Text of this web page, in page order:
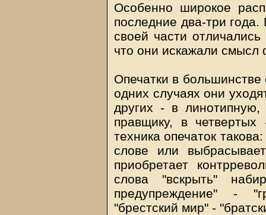
Особенно широкое
последние два-три года.
своей части
что они искажали смысл
Опечатки в
одних случаях они
других - в линотипную,
правщику, в
техника опечаток
слове или
приобретает
слова "вскрыть"
предупреждение" -
"брестский мир" -